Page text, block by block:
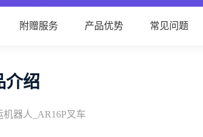
附赠服务 产品优势 常见问题
介绍
器人_AR16P叉车